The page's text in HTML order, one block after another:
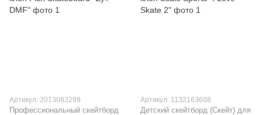
Артикул: 2013083299
Профессиональный скейтборд
Артикул: 1132163608
Детский скейтборд (Скейт) для